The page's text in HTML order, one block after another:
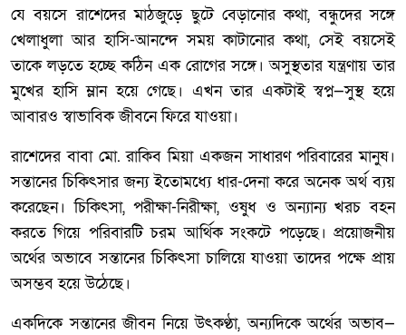
যে বয়সে রাশেদের মাঠজুড়ে ছুটে বেড়ানোর কথা, বন্ধুদের সঙ্গে
খেলাধুলা আর হাসি-আনন্দে সময় কাটানোর কথা, সেই বয়সেই
তাকে লড়তে হচ্ছে কঠিন এক রোগের সঙ্গে। অসুস্থতার যন্ত্রণায় তার
মুখের হাসি ম্লান হয়ে গেছে। এখন তার একটাই স্বপ্ন—সুস্থ হয়ে
আবারও স্বাভাবিক জীবনে ফিরে যাওয়া।
রাশেদের বাবা মো. রাকিব মিয়া একজন সাধারণ পরিবারের মানুষ।
সন্তানের চিকিৎসার জন্য ইতোমধ্যে ধার-দেনা করে অনেক অর্থ ব্যয়
করেছেন। চিকিৎসা, পরীক্ষা-নিরীক্ষা, ওষুধ ও অন্যান্য খরচ বহন
করতে গিয়ে পরিবারটি চরম আর্থিক সংকটে পড়েছে। প্রয়োজনীয়
অর্থের অভাবে সন্তানের চিকিৎসা চালিয়ে যাওয়া তাদের পক্ষে প্রায়
অসম্ভব হয়ে উঠেছে।
একদিকে সন্তানের জীবন নিয়ে উৎকণ্ঠা, অন্যদিকে অর্থের অভাব—